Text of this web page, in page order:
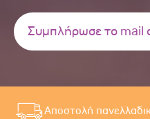
Αποστολή